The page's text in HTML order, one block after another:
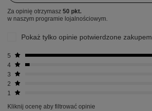
Za opinię otrzymasz 50 pkt.
w naszym programie lojalnościowym.
Pokaż tylko opinie potwierdzone zakupem
5
4
3
2
1
Kliknij ocenę aby filtrować opinie